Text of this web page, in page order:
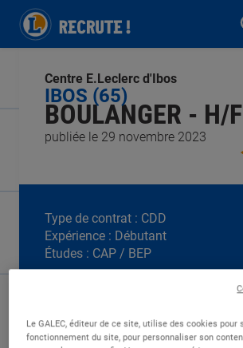
publiée le 29 novembre 2023
BOULANGER - H/F
IBOS (65)
Centre E.Leclerc d'Ibos
Type de contrat : CDD
Expérience : Débutant
Études : CAP / BEP
Le GALEC, éditeur de ce site, utilise des cookies pour
fonctionnement du site, pour personnaliser son